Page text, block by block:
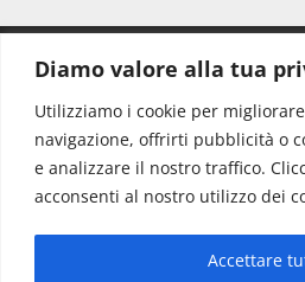
Diamo valore alla tua
Utilizziamo i cookie per
navigazione, offrirti pubblicità o
e analizzare il nostro traffico.
acconsenti al nostro utilizzo dei
Accettare
Redazione:
Direttore:
Info & Commerciale: